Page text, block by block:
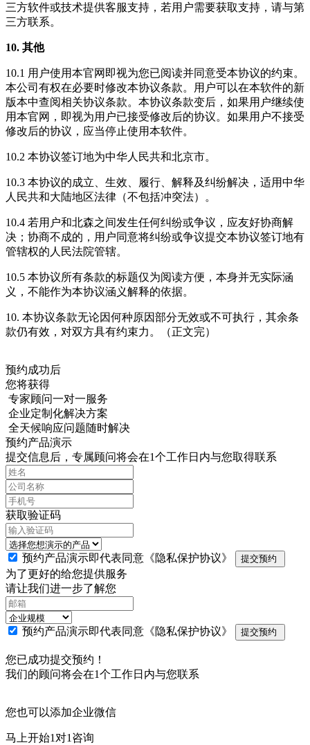
三方软件或技术提供客服支持，若用户需要获取支持，请与第
三方联系。
10. 其他
10.1 用户使用本官网即视为您已阅读并同意受本协议的约束。
本公司有权在必要时修改本协议条款。用户可以在本软件的新
版本中查阅相关协议条款。本协议条款变后，如果用户继续使
用本官网，即视为用户已接受修改后的协议。如果用户不接受
修改后的协议，应当停止使用本软件。
10.2 本协议签订地为中华人民共和北京市。
10.3 本协议的成立、生效、履行、解释及纠纷解决，适用中华
人民共和大陆地区法律（不包括冲突法）。
10.4 若用户和北森之间发生任何纠纷或争议，应友好协商解
决；协商不成的，用户同意将纠纷或争议提交本协议签订地有
管辖权的人民法院管辖。
10.5 本协议所有条款的标题仅为阅读方便，本身并无实际涵
义，不能作为本协议涵义解释的依据。
10. 本协议条款无论因何种原因部分无效或不可执行，其余条
款仍有效，对双方具有约束力。（正文完）
预约成功后
您将获得
专家顾问一对一服务
企业定制化解决方案
全天候响应问题随时解决
预约产品演示
提交信息后，专属顾问将会在1个工作日内与您取得联系
获取验证码
预约产品演示即代表同意 《隐私保护协议》 提交预约
为了更好的给您提供服务
请让我们进一步了解您
预约产品演示即代表同意 《隐私保护协议》 提交预约
您已成功提交预约！
我们的顾问将会在1个工作日内与您联系
您也可以添加企业微信
马上开始1对1咨询